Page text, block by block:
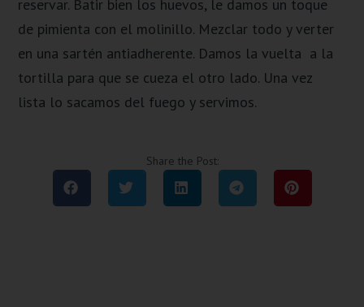
reservar. Batir bien los huevos, le damos un toque
de pimienta con el molinillo. Mezclar todo y verter
en una sartén antiadherente. Damos la vuelta a la
tortilla para que se cueza el otro lado. Una vez
lista lo sacamos del fuego y servimos.
Share the Post: